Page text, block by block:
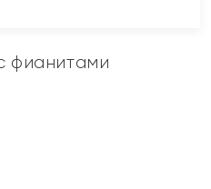
фианитами